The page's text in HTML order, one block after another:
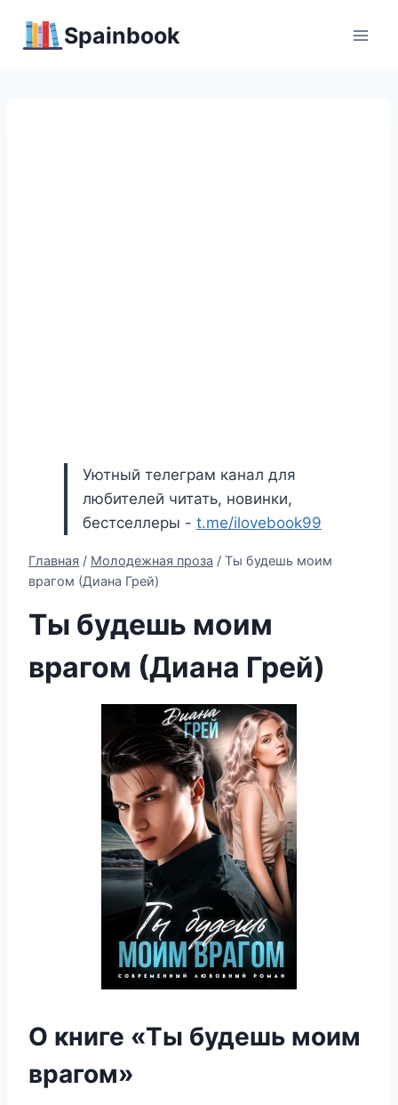
Spainbook
Уютный телеграм канал для
любителей читать, новинки,
бестселлеры - t.me/ilovebook99
Главная / Молодежная проза / Ты будешь моим
врагом (Диана Грей)
Ты будешь моим
врагом (Диана Грей)
О книге «Ты будешь моим
врагом»